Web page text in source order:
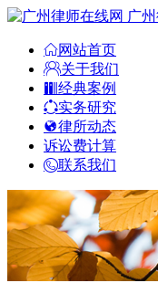
广
网站首页
关于我们
经典案例
实务研究
律所动态
诉讼费计算
联系我们